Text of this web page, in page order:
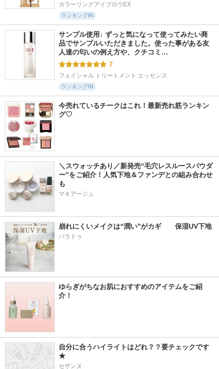
カラーリングアイブロウEX
ランキングIN
サンプル使用↓ ずっと気になって使ってみたい商
品でサンプルいただきました。使った事がある友
人達の匂いの例え方や、クチコミ…
7
フェイシャル トリートメント エッセンス
ランキングIN
今売れているチークはこれ！最新売れ筋ランキン
グ♡
＼スウォッチあり／新発売“毛穴レスルースパウダ
ー”をご紹介！人気下地＆ファンデとの組み合わせ
も
マキアージュ
崩れにくいメイクは“潤い”がカギ　　保湿UV下地
パラドゥ
ゆらぎがちなお肌におすすめのアイテムをご紹
介！
自分に合うハイライトはどれ？？要チェックです
★
セザンヌ